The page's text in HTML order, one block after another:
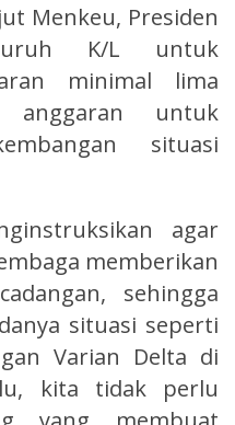
Menkeu, Presiden
K/L untuk
minimal lima
untuk
situasi
agar
memberikan
sehingga
situasi seperti
Varian Delta di
kita tidak perlu